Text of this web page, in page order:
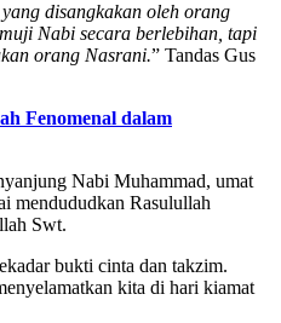
disangkakan oleh orang
Nabi secara berlebihan, tapi
orang Nasrani.” Tandas Gus
Fenomenal dalam
Nabi Muhammad, umat
mendududkan Rasulullah
Swt.
bukti cinta dan takzim.
kita di hari kiamat